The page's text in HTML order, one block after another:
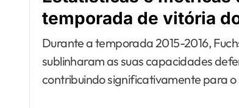
temporada de vitória
Durante a temporada 2015-2016,
sublinharam as suas capacidades
contribuindo significativamente para